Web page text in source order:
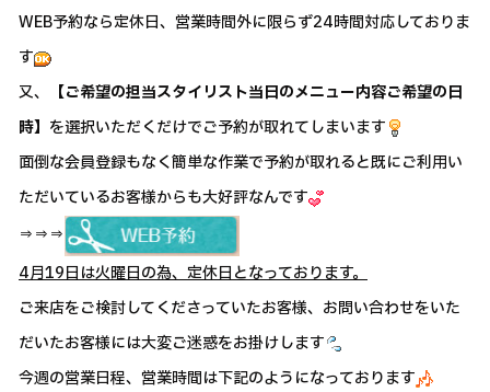
WEB予約なら定休日、営業時間外に限らず24時間対応しておりま
す
又、
【ご希望の担当スタイリスト➡当日のメニュー内容➡ご希望の日
時】 を選択いただくだけでご予約が取れてしまいます
面倒な会員登録もなく簡単な作業で予約が取れると既にご利用い
ただいているお客様からも大好評なんです
⇒⇒⇒
4月19日は火曜日の為、定休日となっております。
ご来店をご検討してくださっていたお客様、お問い合わせをいた
だいたお客様には大変ご迷惑をお掛けします
今週の営業日程、営業時間は下記のようになっております